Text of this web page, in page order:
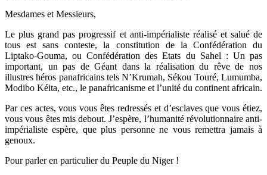
Mesdames et Messieurs,
Le plus grand pas progressif et anti-impérialiste réalisé et salué de
tous est sans conteste, la constitution de la Confédération du
Liptako-Gouma, ou Confédération des Etats du Sahel : Un pas
important, un pas de Géant dans la réalisation du rêve de nos
illustres héros panafricains tels N’Krumah, Sékou Touré, Lumumba,
Modibo Kéita, etc., le panafricanisme et l’unité du continent africain.
Par ces actes, vous vous êtes redressés et d’esclaves que vous étiez,
vous vous êtes mis debout. J’espère, l’humanité révolutionnaire anti-
impérialiste espère, que plus personne ne vous remettra jamais à
genoux.
Pour parler en particulier du Peuple du Niger !